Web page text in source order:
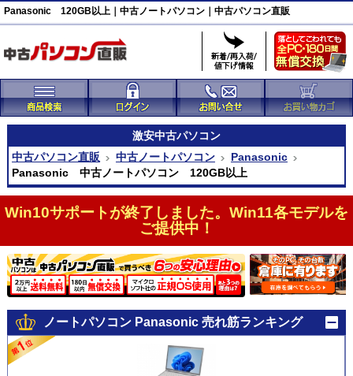
Panasonic 120GB以上｜中古ノートパソコン｜中古パソコン直販
激安中古パソコン
中古パソコン直販
中古ノートパソコン
Panasonic
Panasonic 中古ノートパソコン 120GB以上
Win10サポートが終了しました。Win11各モデルを
ご提供中！
ノートパソコン Panasonic 売れ筋ランキング